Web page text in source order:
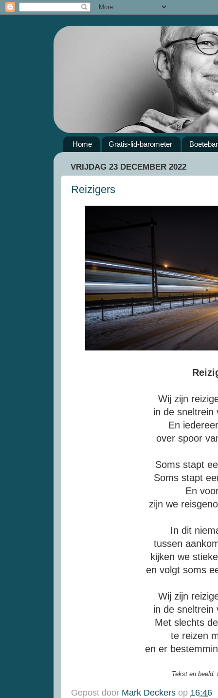
Home Gratis-lid-barometer
VRIJDAG 23 DECEMBER 2022
Reizigers
Wij zijn
in de sneltrein
En
over spoor
Soms stapt
Soms stapt
En
zijn we
In dit
tussen
kijken we
en volgt soms
Wij zijn
in de sneltrein
Met slechts
te reizen
en er
Tekst en beeld:
Gepost door Mark Deckers op 16:46